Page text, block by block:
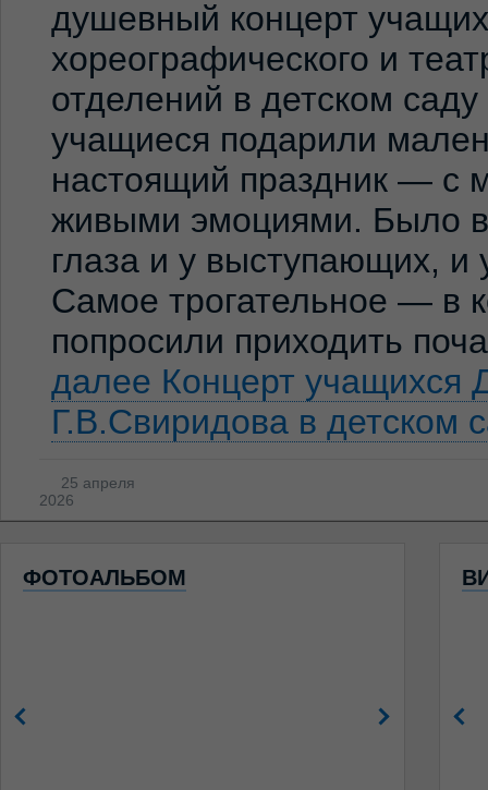
душевный концерт
хореографического и
отделений в детском
учащиеся подарили
настоящий праздник — с
живыми эмоциями. Было
глаза и у выступающих,
Самое трогательное — в
попросили приходить
далее Концерт
Г.В.Свиридова в детском
25 апреля
2026
ФОТОАЛЬБОМ